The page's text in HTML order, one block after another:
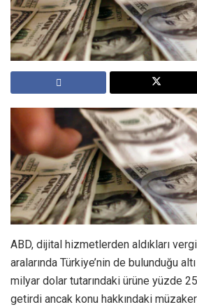
ABD, dijital hizmetlerden aldıkları
aralarında Türkiye’nin de bulunduğu
milyar dolar tutarındaki ürüne yüzde
getirdi ancak konu hakkındaki